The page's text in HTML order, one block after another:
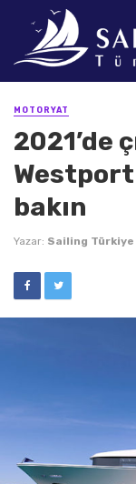
MOTORYAT
2021’de
Westport
bakın
Yazar: Sailing Türkiye